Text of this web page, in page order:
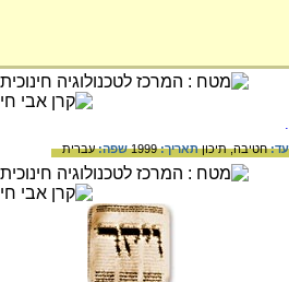
חטיבה,תיכוןתאריך:1999 שפה:עברית